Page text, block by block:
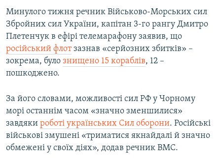
Минулого тижня речник Військово-Морських сил
Збройних сил України, капітан 3-го рангу Дмитро
Плетенчук в ефірі телемарафону заявив, що
російський флотзазнав «серйозних збитків» –
зокрема, було знищено 15 кораблів, 12 –
пошкоджено.
За його словами, можливості сил РФ у Чорному
морі останнім часом «значно зменшилися»
завдяки роботі українських Сил оборони. Російські
військові змушені «триматися якнайдалі й значно
обмежені у своїх діях», додав речник ВМС.